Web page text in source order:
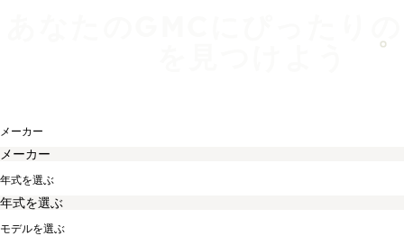
メーカー
年式を選ぶ
モデルを選ぶ